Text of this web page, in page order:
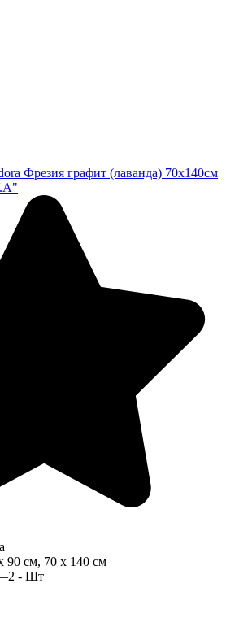
Фрезия графит (лаванда) 70х140см
90 см, 70 х 140 см
2 - Шт